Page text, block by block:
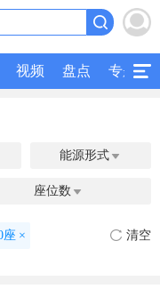
视频 盘点 专题
能源形式 
座位数 
座 × 清空